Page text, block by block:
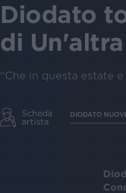
Diodato
di
“Che in questa estate
Scheda
artista
DIODATO